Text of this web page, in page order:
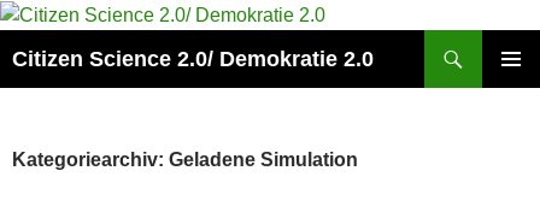
Zum
springen
Citizen Science 2.0/ Demokratie 2.0
Kategoriearchiv: Geladene Simulation